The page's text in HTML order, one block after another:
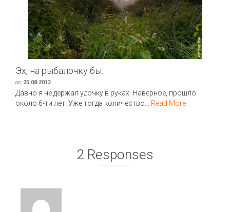
Эх, на рыбалочку бы..
on 25.08.2013
Давно я не держал удочку в руках. Наверное, прошло
около 6-ти лет. Уже тогда количество... Read More
2 Responses